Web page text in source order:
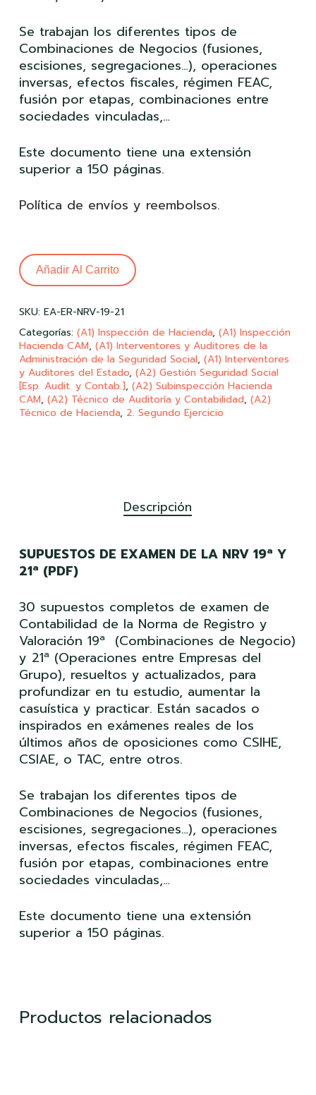
Se trabajan los diferentes tipos de
Combinaciones de Negocios (fusiones,
escisiones, segregaciones…), operaciones
inversas, efectos fiscales, régimen FEAC,
fusión por etapas, combinaciones entre
sociedades vinculadas,…
Este documento tiene una extensión
superior a 150 páginas.
Política de envíos y reembolsos.
Añadir Al Carrito
SKU: EA-ER-NRV-19-21
Categorías: (A1) Inspección de Hacienda, (A1) Inspección
Hacienda CAM, (A1) Interventores y Auditores de la
Administración de la Seguridad Social, (A1) Interventores
y Auditores del Estado, (A2) Gestión Seguridad Social
[Esp. Audit. y Contab.], (A2) Subinspección Hacienda
CAM, (A2) Técnico de Auditoría y Contabilidad, (A2)
Técnico de Hacienda, 2. Segundo Ejercicio
Descripción
SUPUESTOS DE EXAMEN DE LA NRV 19ª Y
21ª (PDF)
30 supuestos completos de examen de
Contabilidad de la Norma de Registro y
Valoración 19ª (Combinaciones de Negocio)
y 21ª (Operaciones entre Empresas del
Grupo), resueltos y actualizados, para
profundizar en tu estudio, aumentar la
casuística y practicar. Están sacados o
inspirados en exámenes reales de los
últimos años de oposiciones como CSIHE,
CSIAE, o TAC, entre otros.
Se trabajan los diferentes tipos de
Combinaciones de Negocios (fusiones,
escisiones, segregaciones…), operaciones
inversas, efectos fiscales, régimen FEAC,
fusión por etapas, combinaciones entre
sociedades vinculadas,…
Este documento tiene una extensión
superior a 150 páginas.
Productos relacionados